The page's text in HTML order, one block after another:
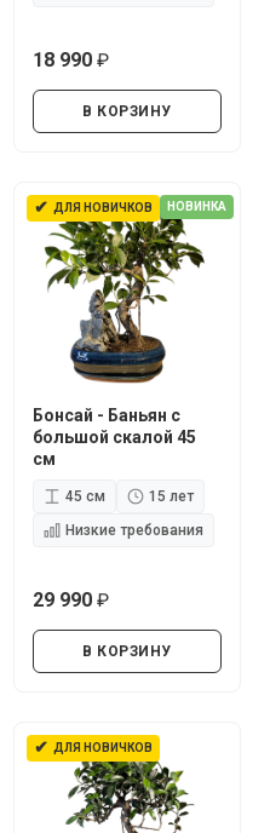
18 990
В КОРЗИНУ
✔ ДЛЯ НОВИЧКОВ НОВИНКА
Бонсай - Баньян с
большой скалой 45
см
45 см
15 лет
Низкие требования
29 990
В КОРЗИНУ
✔ ДЛЯ НОВИЧКОВ